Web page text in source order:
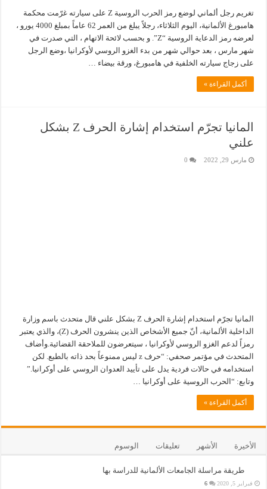
تغريم رجل ألماني لوضع رمز الحرب الروسية Z على سيارته غرّمت محكمة
هامبورغ الألمانية، اليوم الثلاثاء، رجلاً يبلغ من العمر 62 عاماً بمبلغ 4000 يورو ،
لعرضه رمز الدعاية الروسية “Z”. و بحسب لائحة الاتهام ، التي صدرت في
شهر مارس ، بعد حوالي شهر من بدء الغزو الروسي لأوكرانيا ،وضع الرجل
على زجاج سيارته الخلفية في هامبورغ، ورقة بيضاء …
أكمل القراءة »
المانيا تجرّم استخدام إشارة الحرف Z بشكل
علني
مارس 29, 2022 0
المانيا تجرّم استخدام إشارة الحرف Z بشكل علني قال متحدث باسم وزارة
الداخلية الألمانية، أنّ جميع الأشخاص الذين ينشرون الحرف (Z)، والذي يعتبر
رمزاً لدعم الغزو الروسي لأوكرانيا ، سيتعرضون للملاحقة القضائية.وأضاف
المتحدث في مؤتمر صحفي: “حرف z ليس ممنوعاً بحد ذاته بالطبع. لكن
استخدامه في حالات فردية يدل على تأييد العدوان الروسي على أوكرانيا.”
وتابع: “الحرب الروسية على أوكرانيا …
أكمل القراءة »
الأخيرة الأشهر تعليقات الوسوم
طريقة مراسلة الجامعات الألمانية للدراسة بها
فبراير 5, 2020 6